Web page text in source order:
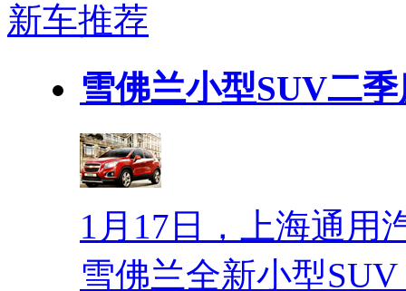
新车推荐
雪佛兰小型SUV二
1月17日，上海通用
雪佛兰全新小型